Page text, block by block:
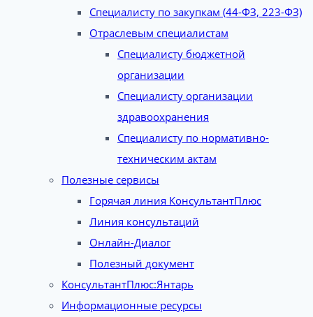
Специалисту по закупкам (44-ФЗ, 223-ФЗ)
Отраслевым специалистам
Специалисту бюджетной
организации
Специалисту организации
здравоохранения
Специалисту по нормативно-
техническим актам
Полезные сервисы
Горячая линия КонсультантПлюс
Линия консультаций
Онлайн-Диалог
Полезный документ
КонсультантПлюс:Янтарь
Информационные ресурсы